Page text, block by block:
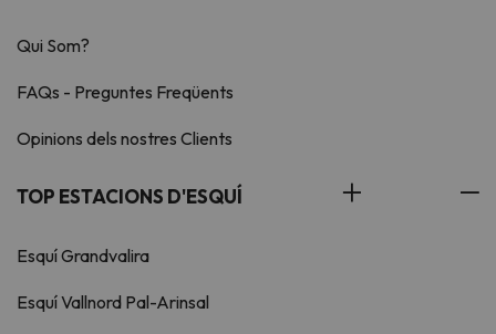
Qui Som?
FAQs - Preguntes Freqüents
Opinions dels nostres Clients
TOP ESTACIONS D'ESQUÍ
Esquí Grandvalira
Esquí Vallnord Pal-Arinsal